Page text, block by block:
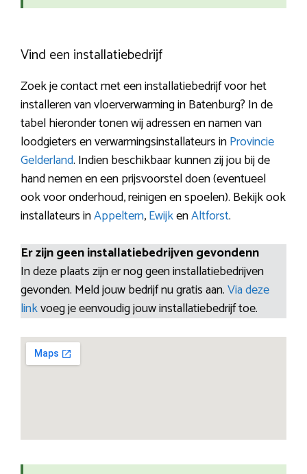
Vind een installatiebedrijf
Zoek je contact met een installatiebedrijf voor het
installeren van vloerverwarming in Batenburg? In de
tabel hieronder tonen wij adressen en namen van
loodgieters en verwarmingsinstallateurs inProvincie
Gelderland. Indien beschikbaar kunnen zij jou bij de
hand nemen en een prijsvoorstel doen (eventueel
ook voor onderhoud, reinigen en spoelen). Bekijk ook
installateurs inAppeltern,EwijkenAltforst.
Er zijn geen installatiebedrijven gevondenn
In deze plaats zijn er nog geen installatiebedrijven
gevonden. Meld jouw bedrijf nu gratis aan.Via deze
linkvoeg je eenvoudig jouw installatiebedrijf toe.